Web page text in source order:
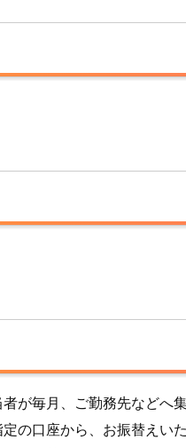
が毎月、ご勤務先などへ
の口座から、お振替えいた